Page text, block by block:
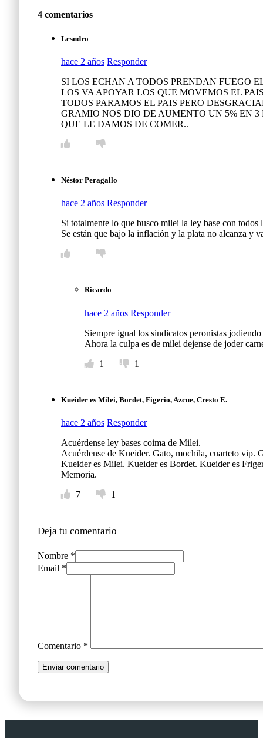
4 comentarios
Lesndro
hace 2 años Responder
SI LOS ECHAN A TODOS PRENDAN FUEGO
LOS VA APOYAR LOS QUE MOVEMOS EL
TODOS PARAMOS EL PAIS PERO
GRAMIO NOS DIO DE AUMENTO UN 5% EN
QUE LE DAMOS DE COMER..
Néstor Peragallo
hace 2 años Responder
Si totalmente lo que busco milei la ley base con todos
Se están que bajo la inflación y la plata no alcanza y
Ricardo
hace 2 años Responder
Siempre igual los sindicatos peronistas
Ahora la culpa es de milei dejense de joder
1
1
Kueider es Milei, Bordet, Figerio, Azcue, Cresto E.
hace 2 años Responder
Acuérdense ley bases coima de Milei.
Acuérdense de Kueider. Gato, mochila, cuarteto vip.
Kueider es Milei. Kueider es Bordet. Kueider es
Memoria.
7
1
Deja tu comentario
Nombre *
Email *
Comentario *